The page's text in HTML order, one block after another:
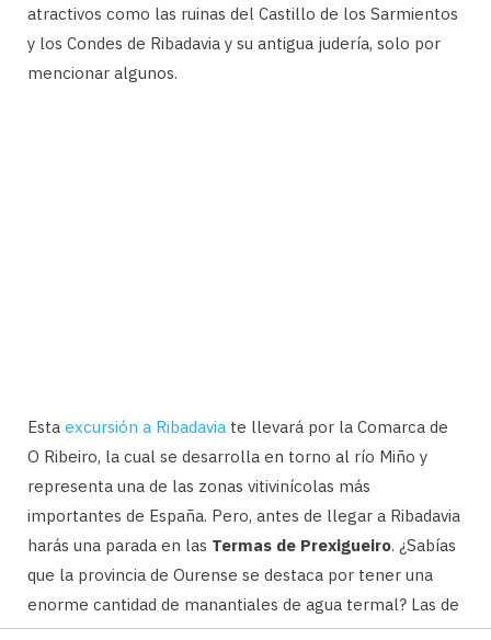
atractivos como las ruinas del Castillo de los Sarmientos
y los Condes de Ribadavia y su antigua judería, solo por
mencionar algunos.
Esta excursión a Ribadavia te llevará por la Comarca de
O Ribeiro, la cual se desarrolla en torno al río Miño y
representa una de las zonas vitivinícolas más
importantes de España. Pero, antes de llegar a Ribadavia
harás una parada en las Termas de Prexigueiro. ¿Sabías
que la provincia de Ourense se destaca por tener una
enorme cantidad de manantiales de agua termal? Las de
Prexigueiro son solo un ejemplo de ello.